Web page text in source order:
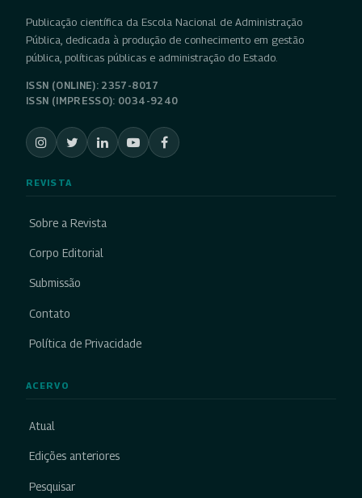
Publicação científica da Escola Nacional de Administração
Pública, dedicada à produção de conhecimento em gestão
pública, políticas públicas e administração do Estado.
ISSN (ONLINE): 2357-8017
ISSN (IMPRESSO): 0034-9240
REVISTA
Sobre a Revista
Corpo Editorial
Submissão
Contato
Política de Privacidade
ACERVO
Atual
Edições anteriores
Pesquisar